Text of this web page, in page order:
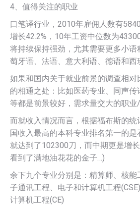
4、值得关注的职业
口笔译行业，2010年雇佣人数有
增长42.2%，10年工资中位数为
将持续保持强劲，尤其需要更多小
萄牙语、法语、意大利语、德语和西
如果和国内关于就业前景的调查相对
的相通之处：比如医药专业、同声
等都是前景较好，需求量交大的职业/
而就收入情况而言，根据福布斯的
国收入最高的本科专业排名第一的是
就达到了102300刀，而中期更是增
看到了满地油花花的金子…)
余下九个专业分别是：精算师、核
子通讯工程、电子和计算机工程
计算机工程(CE)